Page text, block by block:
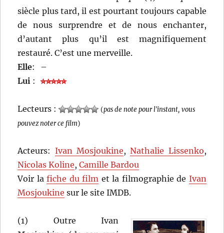
siècle plus tard, il est pourtant toujours capable
de nous surprendre et de nous enchanter,
d’autant plus qu’il est magnifiquement
restauré. C’est une merveille.
Elle:
–
Lui :
Lecteurs : (pas de note pour l'instant, vous
pouvez noter ce film)
Acteurs: Ivan Mosjoukine,Nathalie Lissenko,
Nicolas Koline,Camille Bardou
Voir lafiche du film et la filmographie de Ivan
Mosjoukine sur le site IMDB.
(1) Outre Ivan